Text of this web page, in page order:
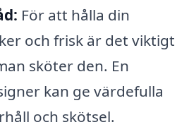
För att hålla din
och frisk är det viktigt
sköter den. En
kan ge värdefulla
och skötsel.